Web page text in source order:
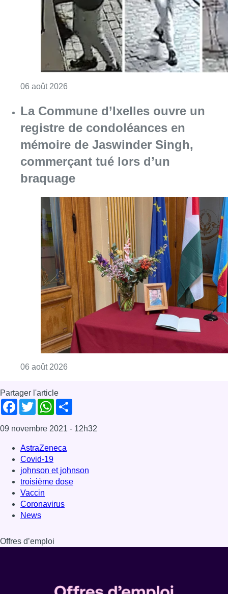
mémoire de Jaswinder Singh,
commerçant tué lors d’un
braquage
06 août 2026 Consulter l'article "La Commune d’Ixelles
Partager l'article
FacebookTwitterWhatsApp
Share
09 novembre 2021- 12h32
AstraZeneca
Covid-19
johnson et johnson
troisième dose
Vaccin
Coronavirus
Offres d’emploi